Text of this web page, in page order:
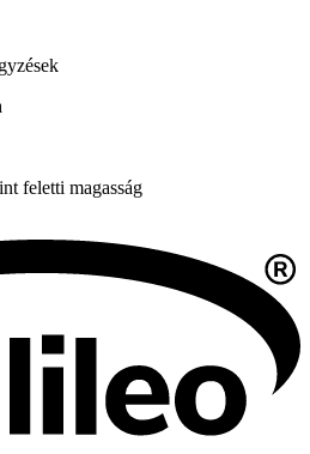
feletti magasság